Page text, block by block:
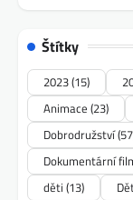
Štítky
2023(15)
Animace (23)
Dobrodružství
Dokumentární
děti (13)